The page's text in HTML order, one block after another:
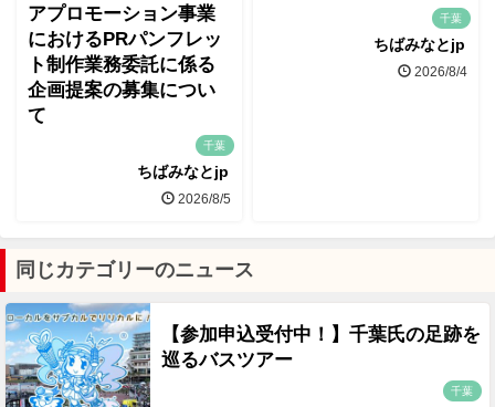
アプロモーション事業
におけるPRパンフレッ
ト制作業務委託に係る
企画提案の募集につい
て
千葉
ちばみなとjp
2026/8/5
千葉
ちばみなとjp
2026/8/4
同じカテゴリーのニュース
【参加申込受付中！】千葉氏の足跡を
巡るバスツアー
千葉